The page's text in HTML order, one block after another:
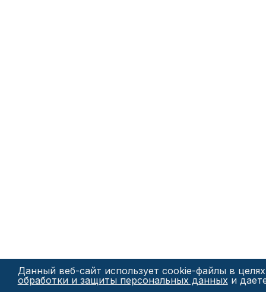
Данный веб-сайт использует cookie-файлы в
обработки и защиты персональных данныхи